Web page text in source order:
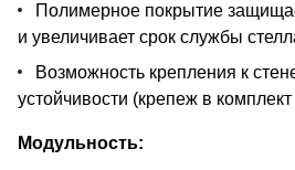
Полимерное покрытие
и увеличивает срок службы
Возможность крепления к
устойчивости (крепеж в
Модульность: